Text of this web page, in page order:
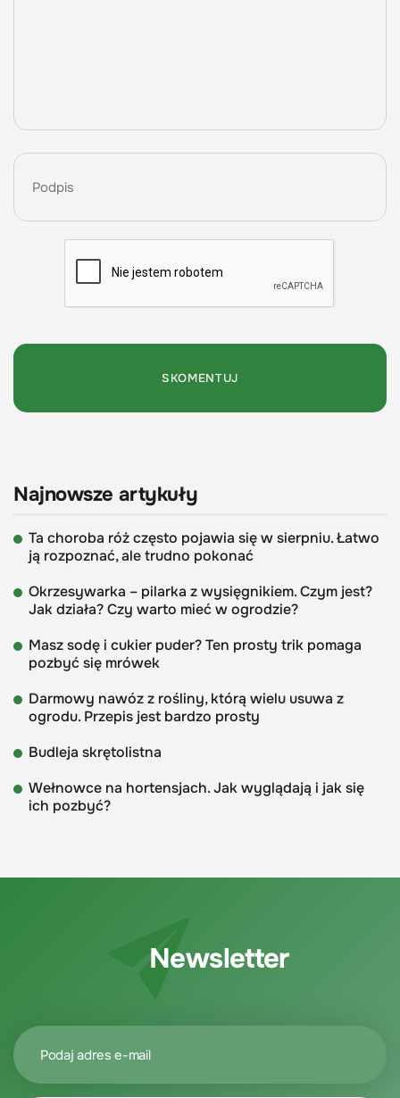
Najnowsze artykuły
Ta choroba róż często pojawia się w sierpniu. Łatwo
ją rozpoznać, ale trudno pokonać
Okrzesywarka – pilarka z wysięgnikiem. Czym jest?
Jak działa? Czy warto mieć w ogrodzie?
Masz sodę i cukier puder? Ten prosty trik pomaga
pozbyć się mrówek
Darmowy nawóz z rośliny, którą wielu usuwa z
ogrodu. Przepis jest bardzo prosty
Budleja skrętolistna
Wełnowce na hortensjach. Jak wyglądają i jak się
ich pozbyć?
Newsletter